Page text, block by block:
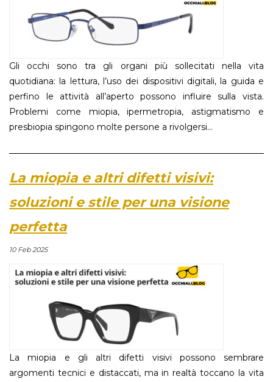
Gli occhi sono tra gli organi più sollecitati nella vita
quotidiana: la lettura, l’uso dei dispositivi digitali, la guida e
perfino le attività all’aperto possono influire sulla vista.
Problemi come miopia, ipermetropia, astigmatismo e
presbiopia spingono molte persone a rivolgersi...
La miopia e altri difetti visivi:
soluzioni e stile per una visione
perfetta
10 Feb 2025
La miopia e gli altri difetti visivi possono sembrare
argomenti tecnici e distaccati, ma in realtà toccano la vita